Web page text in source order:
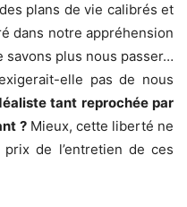
plans de vie calibrés et
dans notre appréhension
savons plus nous passer…
elle pas de nous
tant reprochée par
?Mieux, cette liberté ne
prix de l’entretien de ces